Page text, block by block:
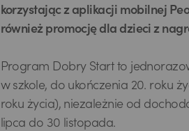
korzystając z aplikacji mobilnej
również promocję dla dzieci z
Program Dobry Start to
w szkole, do ukończenia 20. roku
roku życia), niezależnie od
lipca do 30 listopada.